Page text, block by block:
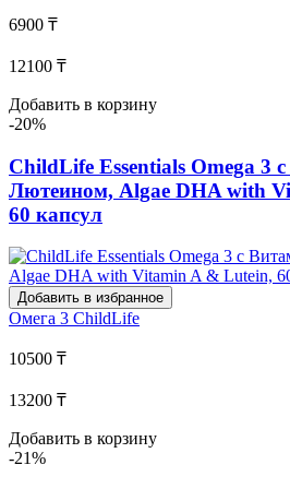
6900 ₸
12100 ₸
Добавить в корзину
-20%
ChildLife Essentials Omega 3
Лютеином, Algae DHA with
60 капсул
Добавить в избранное
Омега 3 ChildLife
10500 ₸
13200 ₸
Добавить в корзину
-21%